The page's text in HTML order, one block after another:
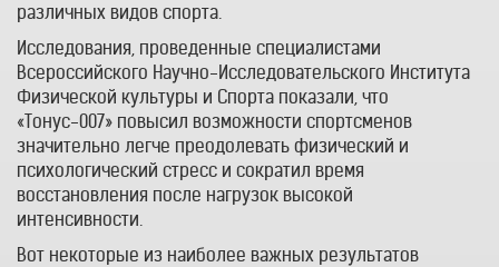
различных видов спорта.
Исследования, проведенные специалистами
Всероссийского Научно-Исследовательского Института
Физической культуры и Спорта показали, что
«Тонус-007» повысил возможности спортсменов
значительно легче преодолевать физический и
психологический стресс и сократил время
восстановления после нагрузок высокой
интенсивности.
Вот некоторые из наиболее важных результатов